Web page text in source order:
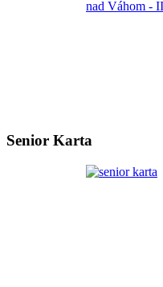
Senior Karta